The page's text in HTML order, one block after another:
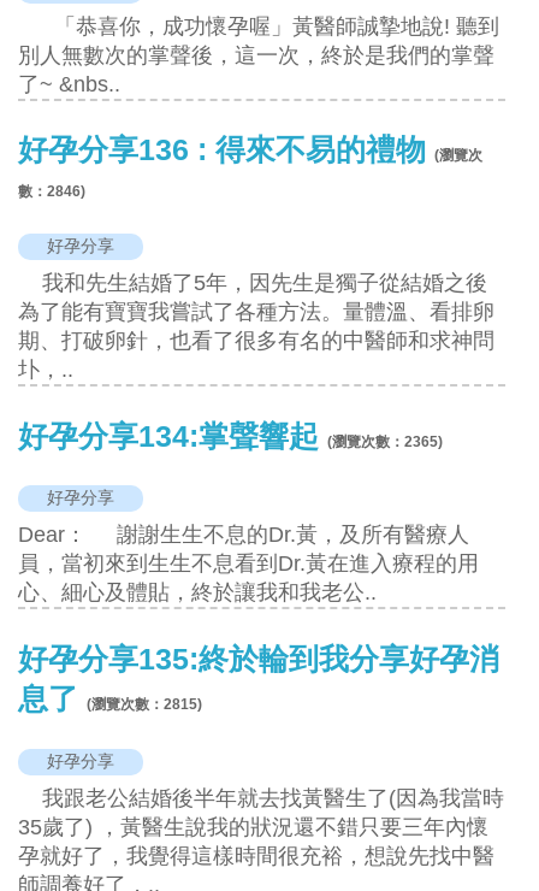
「恭喜你，成功懷孕喔」黃醫師誠摯地說! 聽到
別人無數次的掌聲後，這一次，終於是我們的掌聲
了~ &nbs..
好孕分享136 : 得來不易的禮物 (瀏覽次
數：2846)
好孕分享
我和先生結婚了5年，因先生是獨子從結婚之後
為了能有寶寶我嘗試了各種方法。量體溫、看排卵
期、打破卵針，也看了很多有名的中醫師和求神問
圤，..
好孕分享134:掌聲響起 (瀏覽次數：2365)
好孕分享
Dear： 謝謝生生不息的Dr.黃，及所有醫療人
員，當初來到生生不息看到Dr.黃在進入療程的用
心、細心及體貼，終於讓我和我老公..
好孕分享135:終於輪到我分享好孕消
息了
(瀏覽次數：2815)
好孕分享
我跟老公結婚後半年就去找黃醫生了(因為我當時
35歲了) ，黃醫生說我的狀況還不錯只要三年內懷
孕就好了，我覺得這樣時間很充裕，想說先找中醫
師調養好了，..